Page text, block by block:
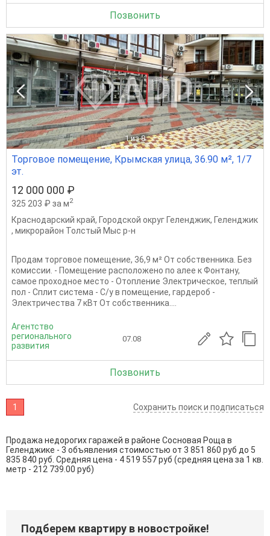
Позвонить
1 из 8
Торговое помещение, Крымская улица, 36.90 м², 1/7
эт.
12 000 000 ₽
325 203 ₽ за м2
Краснодарский край, Городской округ Геленджик, Геленджик
, микрорайон Толстый Мыс р-н
Продам торговое помещение, 36,9 м² От собственника. Без
комиссии. - Помещение расположено по алее к Фонтану,
самое проходное место - Отопление Электрическое, теплый
пол - Сплит система - С/у в помещение, гардероб -
Электричества 7 кВт От собственника....
Агентство
регионального
развития
07.08
Позвонить
1 Сохранить поиск и подписаться
Продажа недорогих гаражей в районе Сосновая Роща в
Геленджике - 3 объявления стоимостью от 3 851 860 руб до 5
835 840 руб. Средняя цена - 4 519 557 руб (средняя цена за 1 кв.
метр - 212 739.00 руб)
Подберем квартиру в новостройке!